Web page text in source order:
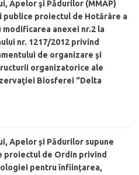
Apelor şi Pădurilor (MMAP)
publice proiectul de Hotărâre a
modificarea anexei nr.2 la
nr. 1217/2012 privind
de organizare şi
organizatorice ale
Biosferei “Delta
Apelor și Pădurilor supune
proiectul de Ordin privind
pentru înființarea,